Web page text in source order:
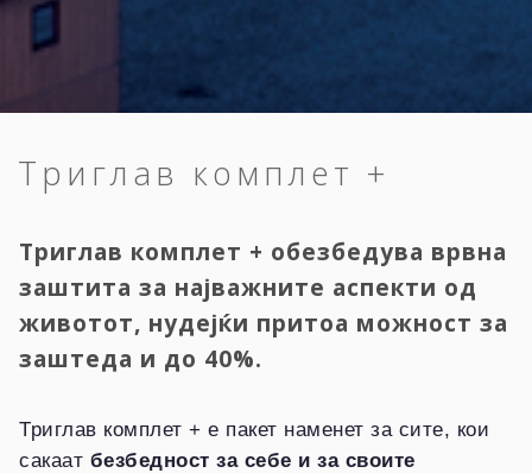
Триглав комплет +
Триглав комплет + обезбедува врвна
заштита за најважните аспекти од
животот, нудејќи притоа можност за
заштеда и до 40%.
Триглав комплет + е пакет наменет за сите, кои
сакаат безбедност за себе и за своите